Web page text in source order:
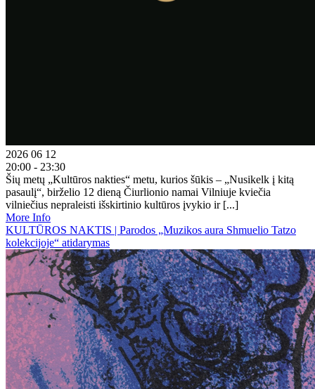
2026 06 12
20:00 - 23:30
Šių metų „Kultūros nakties“ metu, kurios šūkis – „Nusikelk į kitą
pasaulį“, birželio 12 dieną Čiurlionio namai Vilniuje kviečia
vilniečius nepraleisti išskirtinio kultūros įvykio ir [...]
More Info
KULTŪROS NAKTIS | Parodos „Muzikos aura Shmuelio Tatzo
kolekcijoje“ atidarymas